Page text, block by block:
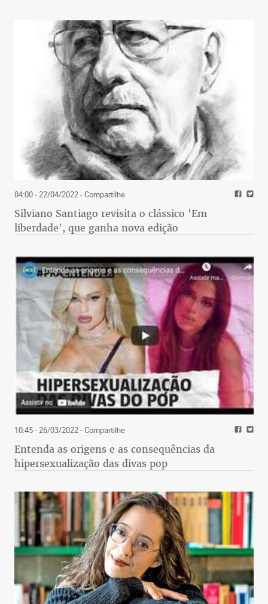
04:00 - 22/04/2022- Compartilhe
Silviano Santiago revisita o clássico 'Em
liberdade', que ganha nova edição
10:45 - 26/03/2022- Compartilhe
Entenda as origens e as consequências da
hipersexualização das divas pop